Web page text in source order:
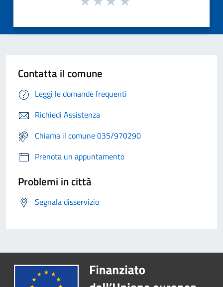
Contatta il comune
Leggi le domande frequenti
Richiedi Assistenza
Chiama il comune 035/970290
Prenota un appuntamento
Problemi in città
Segnala disservizio